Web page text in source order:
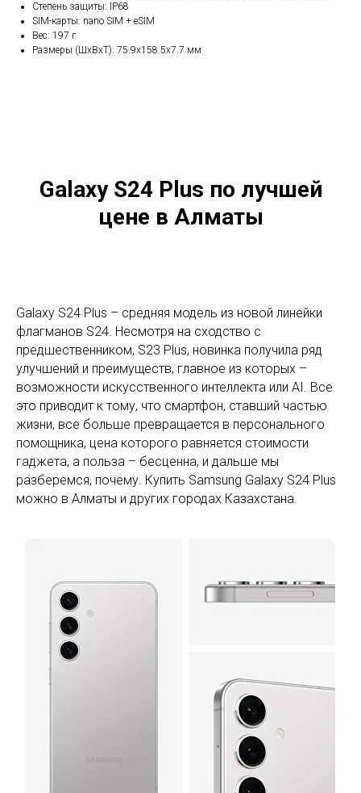
Степень защиты: IP68
SIM-карты: nano SIM + eSIM
Вес: 197 г
Размеры (ШxВxТ): 75.9x158.5x7.7 мм
Galaxy S24 Plus по лучшей
цене в Алматы
Galaxy S24 Plus – средняя модель из новой линейки
флагманов S24. Несмотря на сходство с
предшественником, S23 Plus, новинка получила ряд
улучшений и преимуществ, главное из которых –
возможности искусственного интеллекта или AI. Все
это приводит к тому, что смартфон, ставший частью
жизни, все больше превращается в персонального
помощника, цена которого равняется стоимости
гаджета, а польза – бесценна, и дальше мы
разберемся, почему. Купить Samsung Galaxy S24 Plus
можно в Алматы и других городах Казахстана.